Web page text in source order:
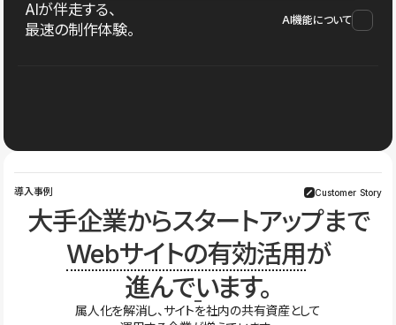
AIが伴走する、
最速の制作体験。
AI機能について
導入事例 Customer Story
大手企業からスタートアップまで
Webサイトの有効活用が
進んでいます。
属人化を解消し、サイトを社内の共有資産として